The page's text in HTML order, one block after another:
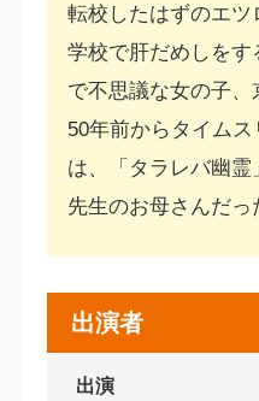
転校したはずのエ
学校で肝だめしをす
で不思議な女の子、
50年前からタイム
は、「タラレバ幽
先生のお母さんだっ
出演者
出演